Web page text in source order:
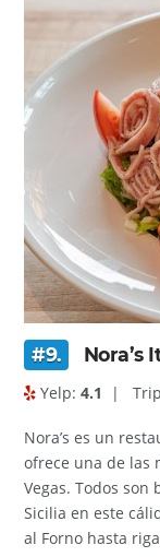
#9. Nora’s
Yelp:4.1 |
Nora’s es un
ofrece una de las
Vegas. Todos
Sicilia en este
al Forno hasta